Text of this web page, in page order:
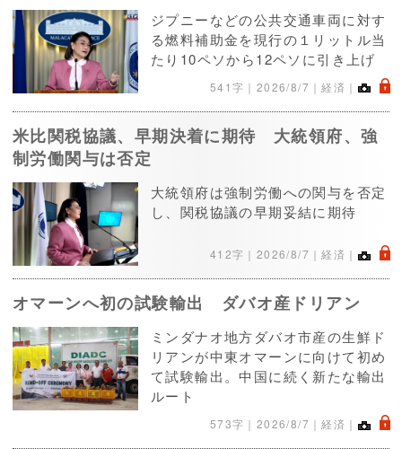
ジプニーなどの公共交通車両に対す
る燃料補助金を現行の１リットル当
たり10ペソから12ペソに引き上げ
541字｜ 2026/8/7 ｜経済｜ .
米比関税協議、早期決着に期待 大統領府、強
制労働関与は否定
大統領府は強制労働への関与を否定
し、関税協議の早期妥結に期待
412字｜ 2026/8/7 ｜経済｜ .
オマーンへ初の試験輸出 ダバオ産ドリアン
ミンダナオ地方ダバオ市産の生鮮ド
リアンが中東オマーンに向けて初め
て試験輸出。中国に続く新たな輸出
ルート
573字｜ 2026/8/7 ｜経済｜ .